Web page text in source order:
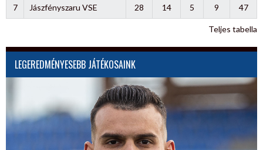
7 Jászfényszaru VSE 28 14 5 9 47
Teljes tabella
LEGEREDMÉNYESEBB JÁTÉKOSAINK